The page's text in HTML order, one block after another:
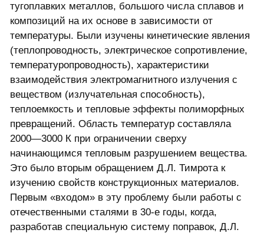
тугоплавких металлов, большого числа сплавов и
композиций на их основе в зависимости от
температуры. Были изучены кинетические явления
(теплопроводность, электрическое сопротивление,
температуропроводность), характеристики
взаимодействия электромагнитного излучения с
веществом (излучательная способность),
теплоемкость и тепловые эффекты полиморфных
превращений. Область температур составляла
2000—3000 К при ограничении сверху
начинающимся тепловым разрушением вещества.
Это было вторым обращением Д.Л. Тимрота к
изучению свойств конструкционных материалов.
Первым «входом» в эту проблему были работы с
отечественными сталями в 30-е годы, когда,
разработав специальную систему поправок, Д.Л.